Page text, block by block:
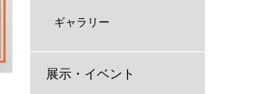
ギャラリー
展示・イベント